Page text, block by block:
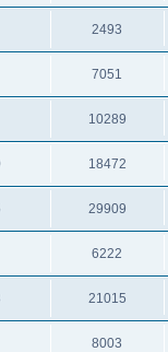
2493
7051
10289
18472
29909
6222
21015
8003